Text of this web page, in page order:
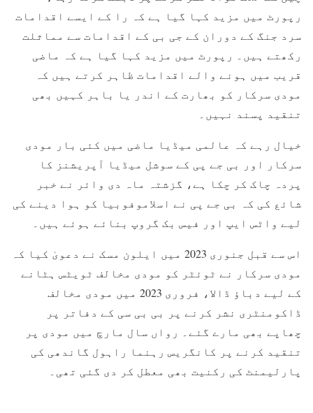
رپورٹ میں مزید کہا گیا ہے کہ را کے ایسے اقدامات
سرد جنگ کے دوران کے جی بی کے اقدامات سے مماثلت
رکھتے ہیں۔ رپورٹ میں مزید کہا گیا ہے کہ ماضی
قریب میں ہونے والے اقدامات ظاہر کرتے ہیں کہ
مودی سرکار کو بھارت کے اندر یا باہر کہیں بھی
تنقید پسند نہیں۔
خیال رہے کہ عالمی میڈیا ماضی میں کئی بار مودی
سرکار اور بی جے پی کے سوشل میڈیا آپریشنز کا
پردہ چاک کر چکا ہے، گزشتہ ماہ دی وائر نے خبر
شائع کی کہ بی جے پی نے اسلاموفوبیا کو ہوا دینے کی
لیے واٹس ایپ اور فیس بک گروپ بنائے ہوئے ہیں۔
اس سے قبل جنوری 2023 میں ایلون مسک نے دعویٰ کیا کہ
مودی سرکار نے ٹوئٹر کو مودی مخالف ٹویٹس ہٹانے
کے لیے دباؤ ڈالا، فروری 2023 میں مودی مخالف
ڈاکومنٹری نشر کرنے پر بی بی سی کے دفاتر پر
چھاپے بھی مارے گئے۔ رواں سال مارچ میں مودی پر
تنقید کرنے پر کانگریس رہنما راہول گاندھی کی
پارلیمنٹ کی رکنیت بھی معطل کر دی گئی تھی۔